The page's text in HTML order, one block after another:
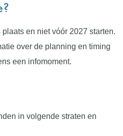
en niet vóór 2027 starten.
over de planning en timing
een infomoment.
in volgende straten en